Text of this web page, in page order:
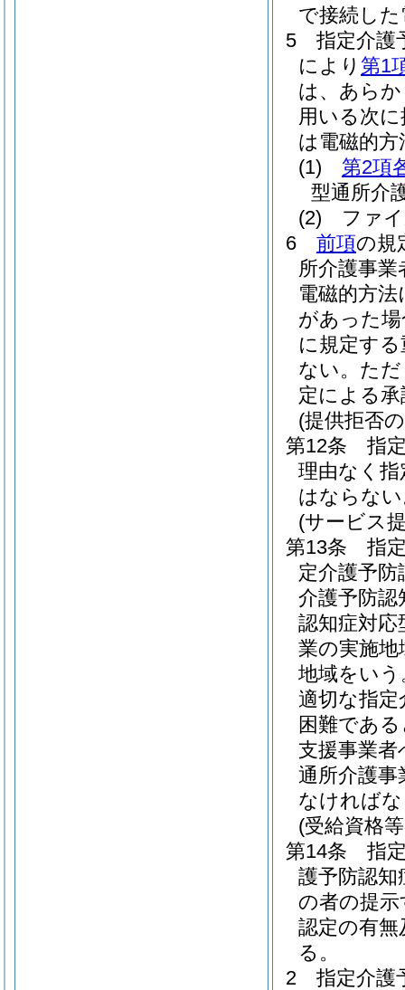
で接続し
5
指定介護
により 第1
は、あら
用いる次
は電磁的
(1)
第2項
型通所介
(2)
ファ
6
前項の規
所介護事
電磁的方
があった
に規定す
ない。 た
定による
(提供拒否
第12条
指
理由なく指
はならな
(サービス
第13条
指
定介護予防
介護予防認
認知症対応
業の実施地
地域をい
適切な指
困難であ
支援事業者
通所介護
なければ
(受給資格
第14条
指
護予防認
の者の提
認定の有
る。
2
指定介護